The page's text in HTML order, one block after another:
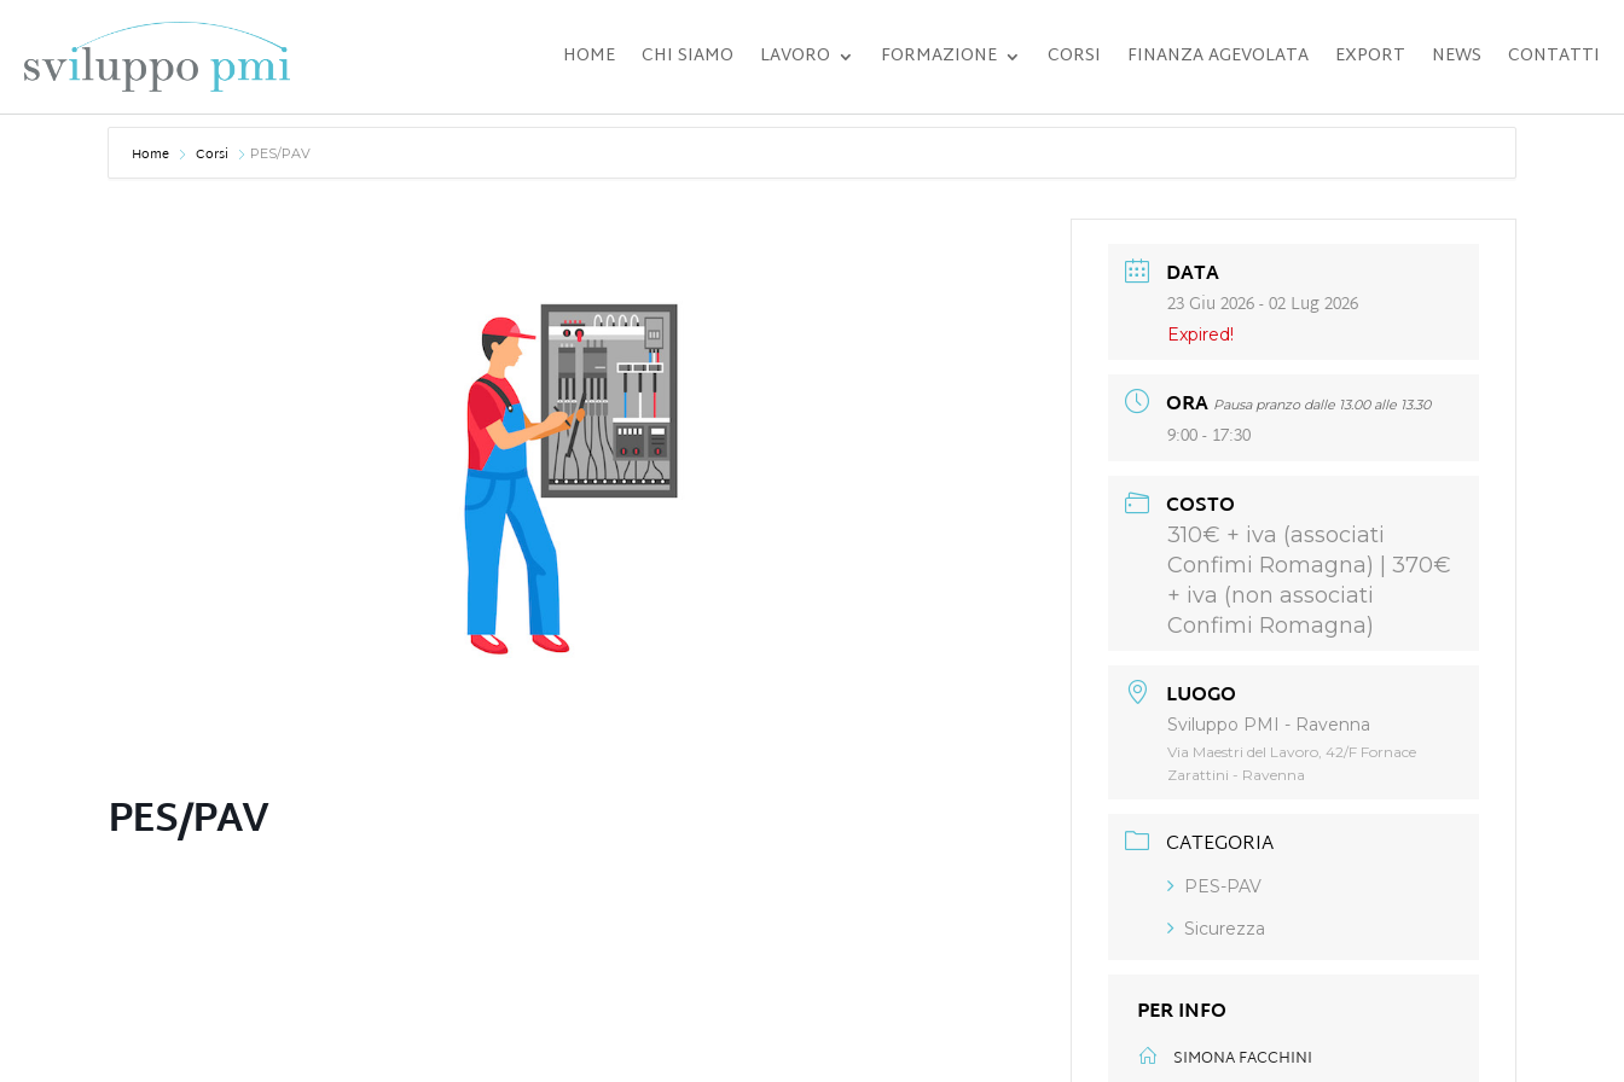
HOME CHI SIAMO LAVORO FORMAZIONE CORSI FINANZA AGEVOLATA EXPORT NEWS CONTATTI
Home Corsi PES/PAV
PES/PAV
DATA
23 Giu 2026- 02 Lug 2026
Expired!
ORA Pausa pranzo dalle 13.00 alle 13.30
9:00 - 17:30
COSTO
310€ + iva (associati
Confimi Romagna) | 370€
+ iva (non associati
Confimi Romagna)
LUOGO
Sviluppo PMI - Ravenna
Via Maestri del Lavoro, 42/F Fornace
Zarattini - Ravenna
CATEGORIA
PES-PAV
Sicurezza
PER INFO
SIMONA FACCHINI